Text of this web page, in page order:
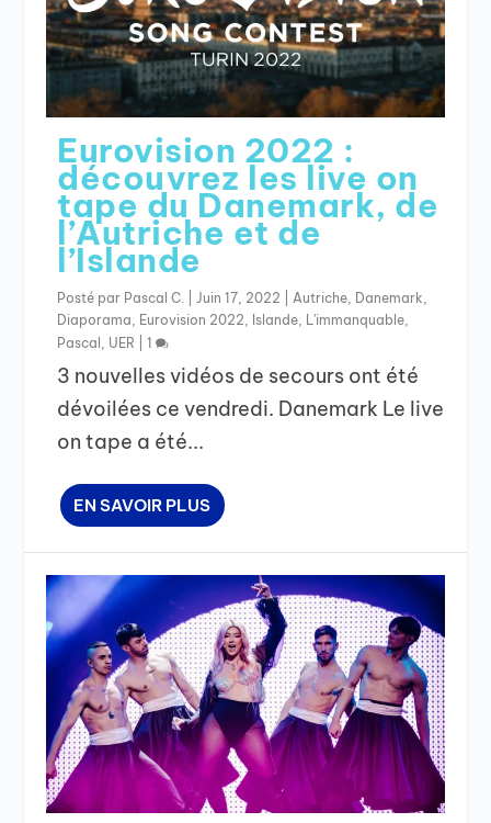
Eurovision 2022 :
découvrez les live on
tape du Danemark, de
l’Autriche et de
l’Islande
Posté par Pascal C. Juin 17, 2022 Autriche Danemark
Diaporama Eurovision 2022 Islande L'immanquable
Pascal UER |1
3 nouvelles vidéos de secours ont été
dévoilées ce vendredi. Danemark Le live
on tape a été...
EN SAVOIR PLUS